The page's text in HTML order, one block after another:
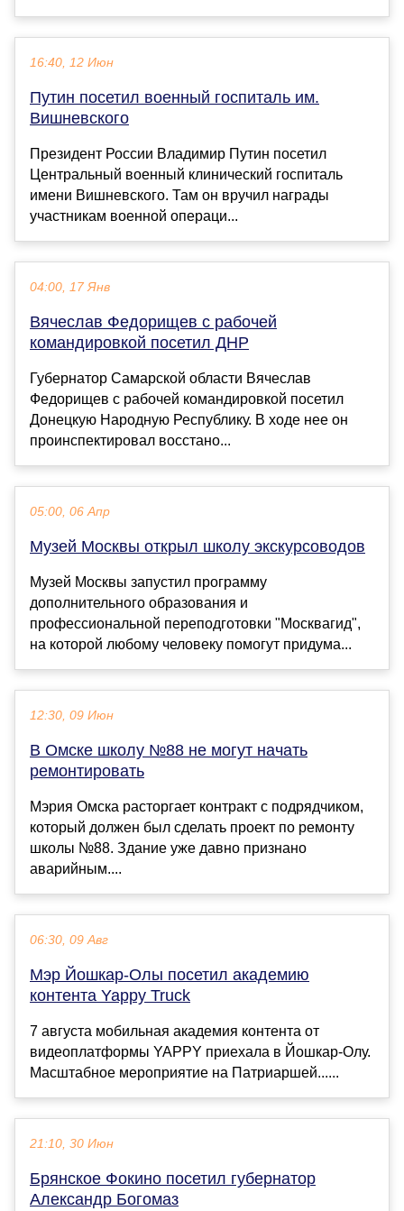
16:40, 12 Июн
Путин посетил военный госпиталь им.
Вишневского
Президент России Владимир Путин посетил
Центральный военный клинический госпиталь
имени Вишневского. Там он вручил награды
участникам военной операци...
04:00, 17 Янв
Вячеслав Федорищев с рабочей
командировкой посетил ДНР
Губернатор Самарской области Вячеслав
Федорищев с рабочей командировкой посетил
Донецкую Народную Республику. В ходе нее он
проинспектировал восстано...
05:00, 06 Апр
Музей Москвы открыл школу экскурсоводов
Музей Москвы запустил программу
дополнительного образования и
профессиональной переподготовки "Москвагид",
на которой любому человеку помогут придума...
12:30, 09 Июн
В Омске школу №88 не могут начать
ремонтировать
Мэрия Омска расторгает контракт с подрядчиком,
который должен был сделать проект по ремонту
школы №88. Здание уже давно признано
аварийным....
06:30, 09 Авг
Мэр Йошкар-Олы посетил академию
контента Yappy Truсk
7 августа мобильная академия контента от
видеоплатформы YAPPY приехала в Йошкар-Олу.
Масштабное мероприятие на Патриаршей......
21:10, 30 Июн
Брянское Фокино посетил губернатор
Александр Богомаз